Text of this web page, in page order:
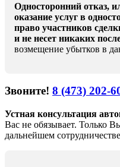
Односторонний отказ,
оказание услуг в
право участников
и не несет никаких
возмещение убытков в
Звоните! 8 (473) 202-
Устная консультация
Вас не обязывает. Только
дальнейшем